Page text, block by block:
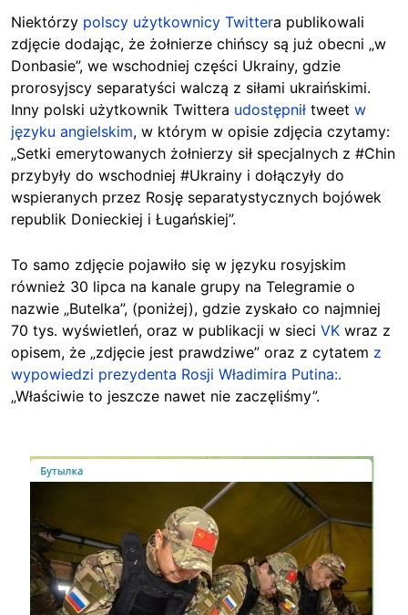
Niektórzy polscy użytkownicy Twittera publikowali
zdjęcie dodając, że żołnierze chińscy są już obecni „w
Donbasie”, we wschodniej części Ukrainy, gdzie
prorosyjscy separatyści walczą z siłami ukraińskimi.
Inny polski użytkownik Twittera udostępnił tweet w
języku angielskim, w którym w opisie zdjęcia czytamy:
„Setki emerytowanych żołnierzy sił specjalnych z #Chin
przybyły do wschodniej #Ukrainy i dołączyły do
wspieranych przez Rosję separatystycznych bojówek
republik Donieckiej i Ługańskiej”.
To samo zdjęcie pojawiło się w języku rosyjskim
również 30 lipca na kanale grupy na Telegramie o
nazwie „Butelka”, (poniżej), gdzie zyskało co najmniej
70 tys. wyświetleń, oraz w publikacji w sieci VK wraz z
opisem, że „zdjęcie jest prawdziwe” oraz z cytatem z
wypowiedzi prezydenta Rosji Władimira Putina:.
„Właściwie to jeszcze nawet nie zaczęliśmy”.
Image